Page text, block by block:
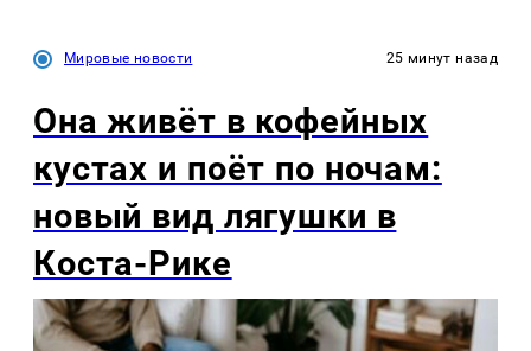
Мировые новости 25 минут назад
Она живёт в кофейных
кустах и поёт по ночам:
новый вид лягушки в
Коста-Рике